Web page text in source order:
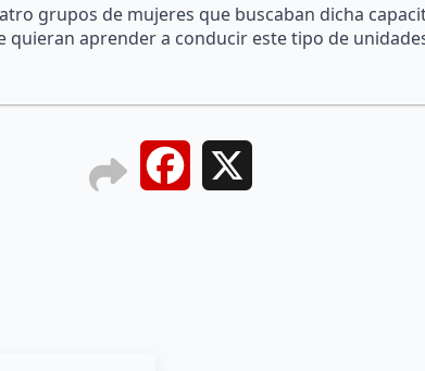
grupos de mujeres que buscaban dicha
aprender a conducir este tipo de
Facebook